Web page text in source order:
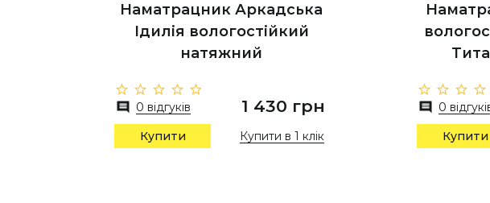
Наматрацник Аркадська
Ідилія вологостійкий
натяжний
0 відгуків 1 430 грн
Купити Купити в 1 клік
0
Купити